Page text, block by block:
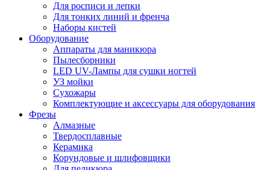
Для росписи и лепки
Для тонких линий и френча
Наборы кистей
Оборудование
Аппараты для маникюра
Пылесборники
LED UV-Лампы для сушки ногтей
УЗ мойки
Сухожары
Комплектующие и аксессуары для оборудования
Фрезы
Алмазные
Твердосплавные
Керамика
Корундовые и шлифовщики